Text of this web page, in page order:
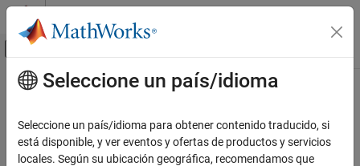
Saltar al contenido
Mostrar/ocultar menú de navegación
Inicio de Documentación
Contenido principal
¿Qué tan útil fue esta traducción?
Seleccione un país/idioma
Seleccione un país/idioma para obtener contenido traducido, si
está disponible, y ver eventos y ofertas de productos y servicios
locales. Según su ubicación geográfica, recomendamos que